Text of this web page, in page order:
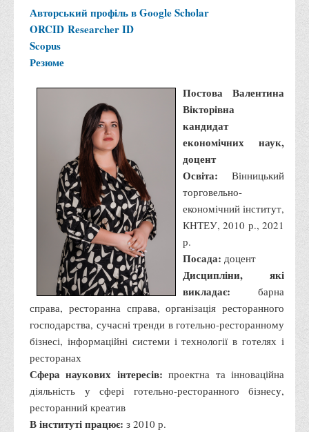
Літературна сторінка
ВТЕІ волонтерить
Структура університету
Адміністрація університету
Університет в рейтингах ЗВО України
Офіційний сайт університету
Фотогалерея
Відеогалерея
ВТЕІ у ЗМІ
Авторський профіль в Google Scholar
ORCID Researcher ID
Scopus
Резюме
Постова Валентина
Вікторівна
кандидат
економічних наук,
доцент
Освіта: Вінницький
торговельно-
економічний інститут,
КНТЕУ, 2010 р., 2021
р.
Посада: доцент
Дисципліни, які
викладає: барна
справа, ресторанна справа, організація ресторанного
господарства, сучасні тренди в готельно-ресторанному
бізнесі, інформаційні системи і технології в готелях і
ресторанах
Сфера наукових інтересів:проектна та інноваційна
діяльність у сфері готельно-ресторанного бізнесу,
ресторанний креатив
В інституті працює: з 2010 р.